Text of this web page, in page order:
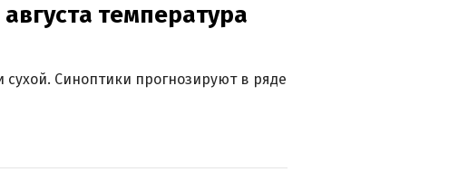
температура
сухой. Синоптики прогнозируют в ряде